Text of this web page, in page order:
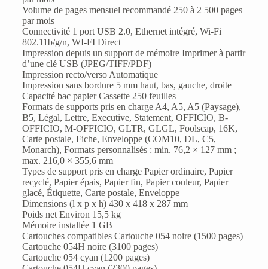
Volume de pages mensuel recommandé 250 à 2 500 pages
par mois
Connectivité 1 port USB 2.0, Ethernet intégré, Wi-Fi
802.11b/g/n, WI-FI Direct
Impression depuis un support de mémoire Imprimer à partir
d’une clé USB (JPEG/TIFF/PDF)
Impression recto/verso Automatique
Impression sans bordure 5 mm haut, bas, gauche, droite
Capacité bac papier Cassette 250 feuilles
Formats de supports pris en charge A4, A5, A5 (Paysage),
B5, Légal, Lettre, Executive, Statement, OFFICIO, B-
OFFICIO, M-OFFICIO, GLTR, GLGL, Foolscap, 16K,
Carte postale, Fiche, Enveloppe (COM10, DL, C5,
Monarch), Formats personnalisés : min. 76,2 × 127 mm ;
max. 216,0 × 355,6 mm
Types de support pris en charge Papier ordinaire, Papier
recyclé, Papier épais, Papier fin, Papier couleur, Papier
glacé, Étiquette, Carte postale, Enveloppe
Dimensions (l x p x h) 430 x 418 x 287 mm
Poids net Environ 15,5 kg
Mémoire installée 1 GB
Cartouches compatibles Cartouche 054 noire (1500 pages)
Cartouche 054H noire (3100 pages)
Cartouche 054 cyan (1200 pages)